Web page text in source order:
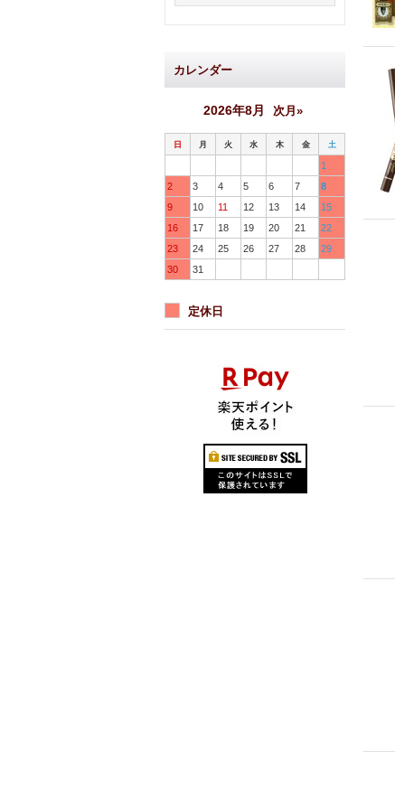
カレンダー
2026年8月 次月»
日 月 火 水 木 金 土
1
2
3 4 5 6 7
8
9
10 11 12 13 14
15
16
17 18 19 20 21
22
23
24 25 26 27 28
29
30
31
定休日